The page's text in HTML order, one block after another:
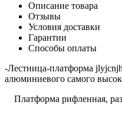
Описание товара
Отзывы
Условия доставки
Гарантии
Способы оплаты
-Лестница-платформа
алюминиевого самого
Платформа рифленная,